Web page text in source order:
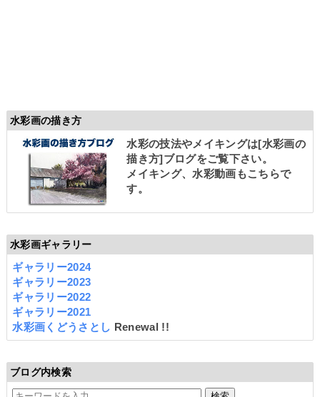
水彩画の描き方
水彩の技法やメイキングは[水彩画の
描き方]ブログをご覧下さい。
メイキング、水彩動画もこちらで
す。
水彩画ギャラリー
ギャラリー2024
ギャラリー2023
ギャラリー2022
ギャラリー2021
水彩画くどうさとし Renewal !!
ブログ内検索